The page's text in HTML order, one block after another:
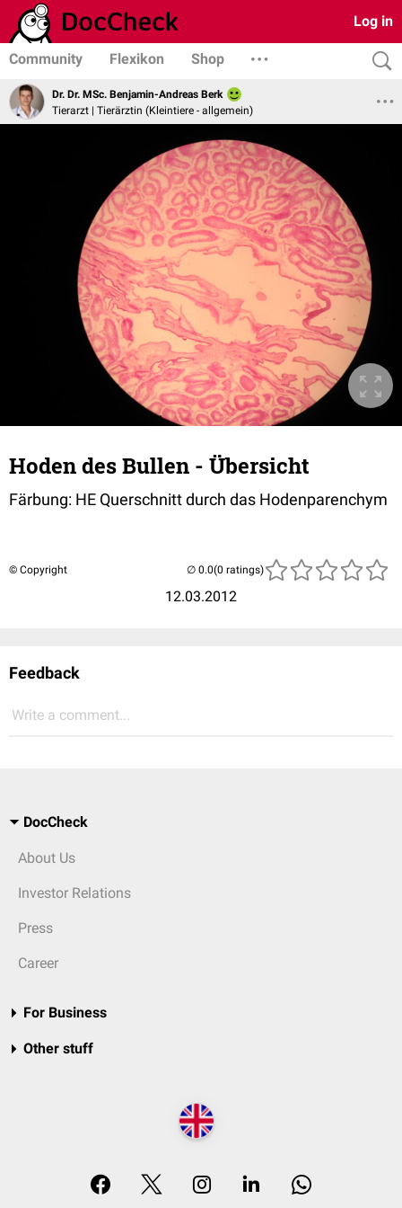
Log in
Community Flexikon Shop
Dr. Dr. MSc. Benjamin-Andreas Berk
Tierarzt | Tierärztin (Kleintiere - allgemein)
Hoden des Bullen - Übersicht
Färbung: HE Querschnitt durch das Hodenparenchym
© Copyright
12.03.2012
(0 ratings)
Feedback
Write a comment...
DocCheck
About Us
Investor Relations
Press
Career
For Business
Other stuff